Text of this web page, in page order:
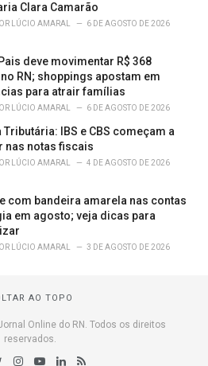
Clara Camarão
LÚCIO AMARAL 6 DE AGOSTO DE 2026
deve movimentar R$ 368
RN; shoppings apostam em
para atrair famílias
LÚCIO AMARAL 6 DE AGOSTO DE 2026
Tributária: IBS e CBS começam a
nas notas fiscais
LÚCIO AMARAL 4 DE AGOSTO DE 2026
com bandeira amarela nas contas
em agosto; veja dicas para
LÚCIO AMARAL 3 DE AGOSTO DE 2026
AO TOPO
Online do RN. Todos os direitos
reservados.